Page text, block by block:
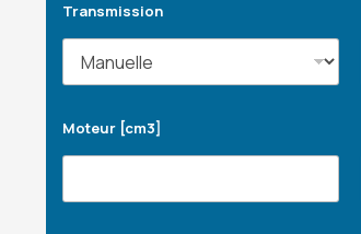
Transmission
Moteur [cm3]